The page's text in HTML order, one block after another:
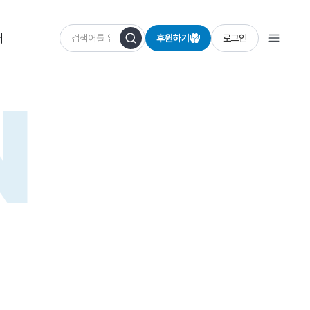
후원하기 로그인